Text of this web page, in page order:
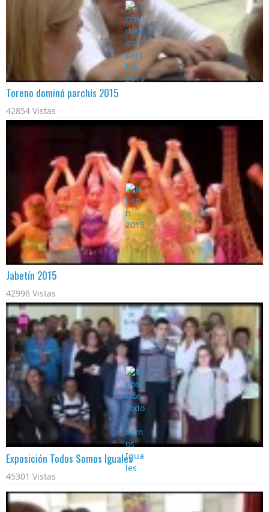
Toreno dominó parchís 2015
42854 Vistas
Jabetín 2015
42996 Vistas
Exposición Todos Somos Iguales
45301 Vistas